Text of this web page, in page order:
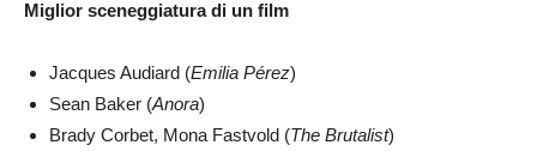
Miglior sceneggiatura di un film
Jacques Audiard (Emilia Pérez)
Sean Baker (Anora)
Brady Corbet, Mona Fastvold (The Brutalist)